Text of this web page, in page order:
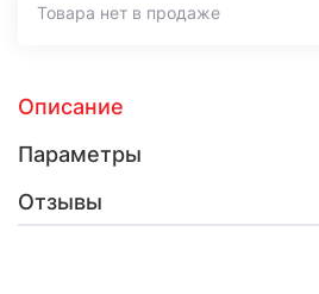
Товара нет в продаже
Описание
Параметры
Отзывы